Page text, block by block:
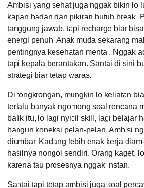
Ambisi yang sehat juga nggak bikin lo
kapan badan dan pikiran butuh break.
tanggung jawab, tapi recharge biar
energi penuh. Anak muda sekarang
pentingnya kesehatan mental. Nggak
tapi kepala berantakan. Santai di sini
strategi biar tetap waras.
Di tongkrongan, mungkin lo keliatan
terlalu banyak ngomong soal rencana
balik itu, lo lagi nyicil skill, lagi belajar
bangun koneksi pelan-pelan. Ambisi
diumbar. Kadang lebih enak kerja
hasilnya nongol sendiri. Orang kaget,
karena tau prosesnya nggak instan.
Santai tapi tetap ambisi juga soal